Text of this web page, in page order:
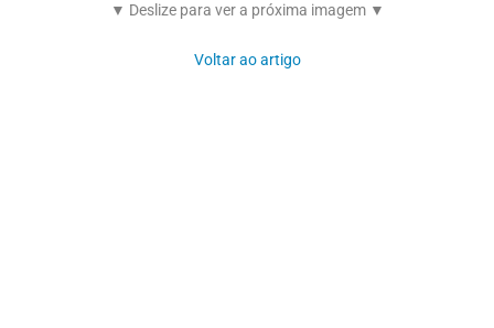
▼ Deslize para ver a próxima imagem ▼
Voltar ao artigo